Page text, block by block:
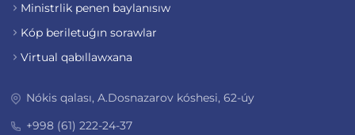
Ministrlik penen baylanısıw
Kóp beriletuǵın sorawlar
Virtual qabıllawxana
Nókis qalası, A.Dosnazarov kóshesi, 62-úy
+998 (61) 222-24-37